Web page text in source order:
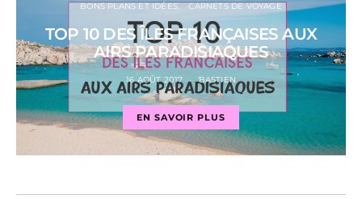
BONS PLANS ET IDÉES CARNETS DE VOYAGE
TOP 10 DES ÎLES FRANÇAISES AUX
AIRS PARADISIAQUES
16 AOÛT 2017 BASTIEN
EN SAVOIR PLUS